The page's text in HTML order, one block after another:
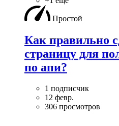
Простой
Как правильно
страницу для
по апи?
1 подписчик
12 февр.
306 просмотров